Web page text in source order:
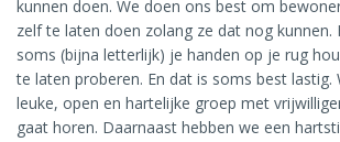
kunnen doen. We doen ons best om
zelf te laten doen zolang ze dat nog
soms (bijna letterlijk) je handen op je rug
te laten proberen. En dat is soms best lastig.
leuke, open en hartelijke groep met
gaat horen. Daarnaast hebben we een